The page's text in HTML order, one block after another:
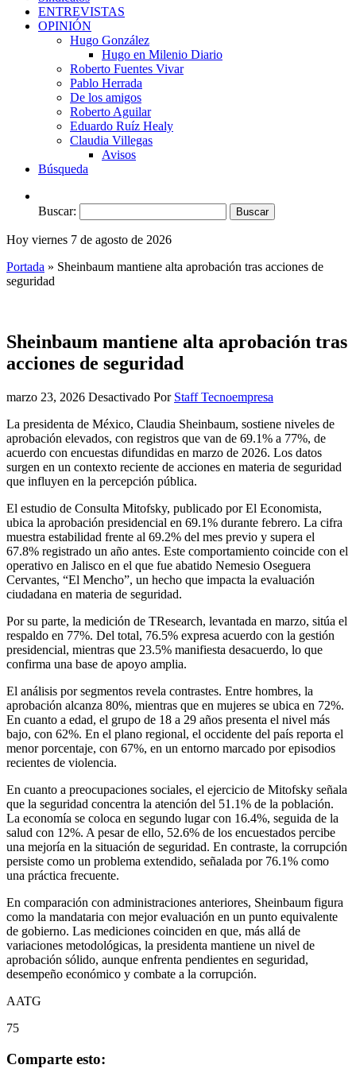
ENTREVISTAS
OPINIÓN
Hugo González
Hugo en Milenio Diario
Roberto Fuentes Vivar
Pablo Herrada
De los amigos
Roberto Aguilar
Eduardo Ruíz Healy
Claudia Villegas
Avisos
Búsqueda
Buscar:
Hoy viernes 7 de agosto de 2026
Portada » Sheinbaum mantiene alta aprobación tras acciones de
seguridad
Sheinbaum mantiene alta aprobación tras
acciones de seguridad
marzo 23, 2026 Desactivado Por Staff Tecnoempresa
La presidenta de México, Claudia Sheinbaum, sostiene niveles de
aprobación elevados, con registros que van de 69.1% a 77%, de
acuerdo con encuestas difundidas en marzo de 2026. Los datos
surgen en un contexto reciente de acciones en materia de seguridad
que influyen en la percepción pública.
El estudio de Consulta Mitofsky, publicado por El Economista,
ubica la aprobación presidencial en 69.1% durante febrero. La cifra
muestra estabilidad frente al 69.2% del mes previo y supera el
67.8% registrado un año antes. Este comportamiento coincide con el
operativo en Jalisco en el que fue abatido Nemesio Oseguera
Cervantes, “El Mencho”, un hecho que impacta la evaluación
ciudadana en materia de seguridad.
Por su parte, la medición de TResearch, levantada en marzo, sitúa el
respaldo en 77%. Del total, 76.5% expresa acuerdo con la gestión
presidencial, mientras que 23.5% manifiesta desacuerdo, lo que
confirma una base de apoyo amplia.
El análisis por segmentos revela contrastes. Entre hombres, la
aprobación alcanza 80%, mientras que en mujeres se ubica en 72%.
En cuanto a edad, el grupo de 18 a 29 años presenta el nivel más
bajo, con 62%. En el plano regional, el occidente del país reporta el
menor porcentaje, con 67%, en un entorno marcado por episodios
recientes de violencia.
En cuanto a preocupaciones sociales, el ejercicio de Mitofsky señala
que la seguridad concentra la atención del 51.1% de la población.
La economía se coloca en segundo lugar con 16.4%, seguida de la
salud con 12%. A pesar de ello, 52.6% de los encuestados percibe
una mejoría en la situación de seguridad. En contraste, la corrupción
persiste como un problema extendido, señalada por 76.1% como
una práctica frecuente.
En comparación con administraciones anteriores, Sheinbaum figura
como la mandataria con mejor evaluación en un punto equivalente
de gobierno. Las mediciones coinciden en que, más allá de
variaciones metodológicas, la presidenta mantiene un nivel de
aprobación sólido, aunque enfrenta pendientes en seguridad,
desempeño económico y combate a la corrupción.
AATG
75
Comparte esto: